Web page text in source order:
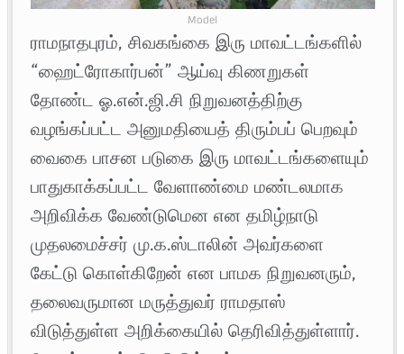
Model
ராமநாதபுரம், சிவகங்கை இரு மாவட்டங்களில்
“ஹைட்ரோகார்பன்” ஆய்வு கிணறுகள்
தோண்ட ஓ.என்.ஜி.சி நிறுவனத்திற்கு
வழங்கப்பட்ட அனுமதியைத் திரும்பப் பெறவும்
வைகை பாசன படுகை இரு மாவட்டங்களையும்
பாதுகாக்கப்பட்ட வேளாண்மை மண்டலமாக
அறிவிக்க வேண்டுமென என தமிழ்நாடு
முதலமைச்சர் மு.க.ஸ்டாலின் அவர்களை
கேட்டு கொள்கிறேன் என பாமக நிறுவனரும்,
தலைவருமான மருத்துவர் ராமதாஸ்
விடுத்துள்ள அறிக்கையில் தெரிவித்துள்ளார்.